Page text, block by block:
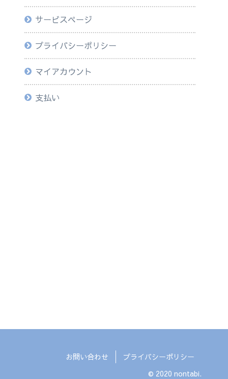
サービスページ
プライバシーポリシー
マイアカウント
支払い
お問い合わせ
プライバシーポリシー
© 2020 nontabi.